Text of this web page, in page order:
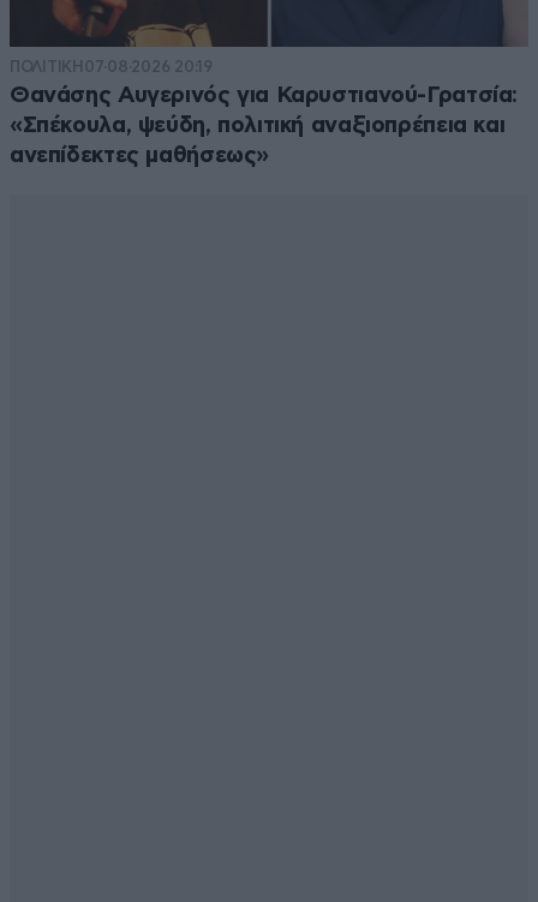
ΠΟΛΙΤΙΚΗ 07·08·2026 20:19
Θανάσης Αυγερινός για Καρυστιανού-Γρατσία:
«Σπέκουλα, ψεύδη, πολιτική αναξιοπρέπεια και
ανεπίδεκτες μαθήσεως»